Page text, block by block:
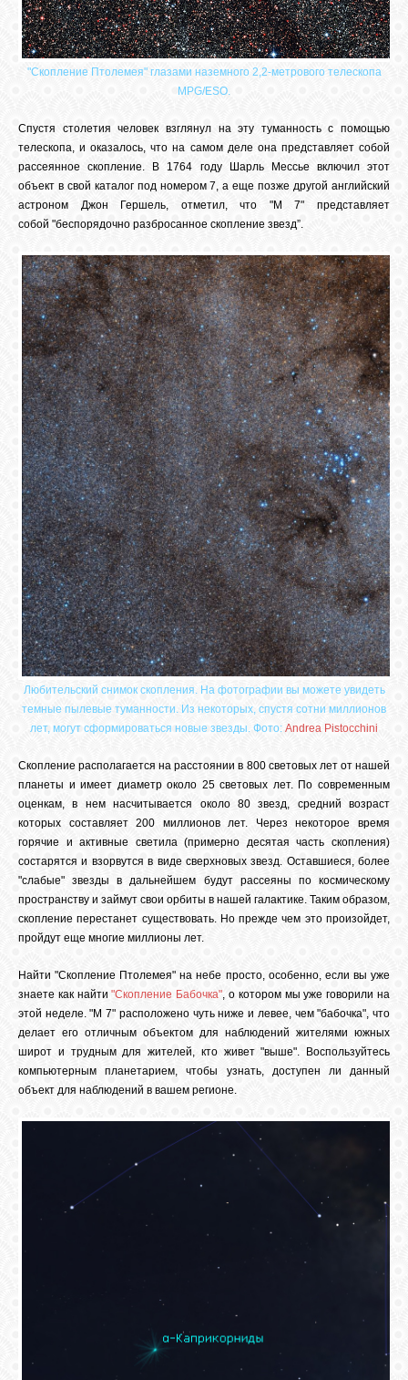
"Скопление Птолемея" глазами наземного 2,2-метрового телескопа
MPG/ESO.
Спустя столетия человек взглянул на эту туманность с помощью
телескопа, и оказалось, что на самом деле она представляет собой
рассеянное скопление. В 1764 году Шарль Мессье включил этот
объект в свой каталог под номером 7, а еще позже другой английский
астроном Джон Гершель, отметил, что "М 7" представляет
собой "беспорядочно разбросанное скопление звезд”.
Любительский снимок скопления. На фотографии вы можете увидеть
темные пылевые туманности. Из некоторых, спустя сотни миллионов
лет, могут сформироваться новые звезды. Фото: Andrea Pistocchini
Скопление располагается на расстоянии в 800 световых лет от нашей
планеты и имеет диаметр около 25 световых лет. По современным
оценкам, в нем насчитывается около 80 звезд, средний возраст
которых составляет 200 миллионов лет. Через некоторое время
горячие и активные светила (примерно десятая часть скопления)
состарятся и взорвутся в виде сверхновых звезд. Оставшиеся, более
"слабые" звезды в дальнейшем будут рассеяны по космическому
пространству и займут свои орбиты в нашей галактике. Таким образом,
скопление перестанет существовать. Но прежде чем это произойдет,
пройдут еще многие миллионы лет.
Найти "Скопление Птолемея" на небе просто, особенно, если вы уже
знаете как найти"Скопление Бабочка" , о котором мы уже говорили на
этой неделе. "М 7" расположено чуть ниже и левее, чем "бабочка", что
делает его отличным объектом для наблюдений жителями южных
широт и трудным для жителей, кто живет "выше". Воспользуйтесь
компьютерным планетарием, чтобы узнать, доступен ли данный
объект для наблюдений в вашем регионе.